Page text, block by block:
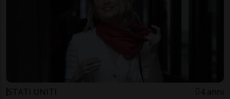
STATI UNITI 4 anni